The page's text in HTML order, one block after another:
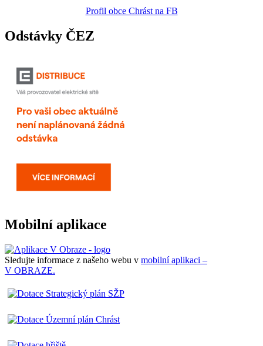
Profil obce Chrást na FB
Odstávky ČEZ
Mobilní aplikace
Sledujte informace z našeho webu v mobilní aplikaci –
V OBRAZE.